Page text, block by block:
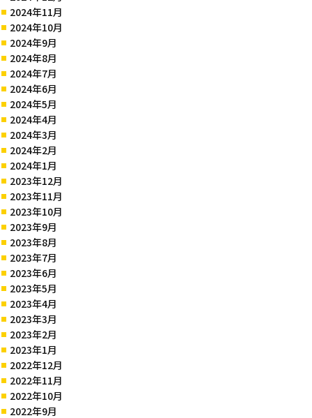
2024年11月
2024年10月
2024年9月
2024年8月
2024年7月
2024年6月
2024年5月
2024年4月
2024年3月
2024年2月
2024年1月
2023年12月
2023年11月
2023年10月
2023年9月
2023年8月
2023年7月
2023年6月
2023年5月
2023年4月
2023年3月
2023年2月
2023年1月
2022年12月
2022年11月
2022年10月
2022年9月